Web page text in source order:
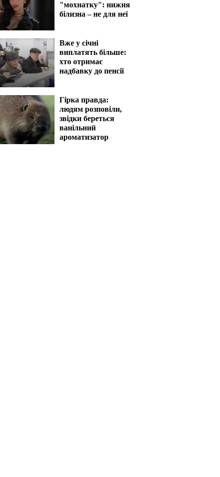
"мохнатку": нижня
білизна – не для неї
Вже у січні
виплатять більше:
хто отримає
надбавку до пенсії
Гірка правда:
людям розповіли,
звідки береться
ванільний
ароматизатор